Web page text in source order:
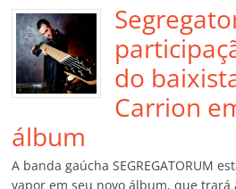
do
Carrion
álbum
A banda gaúcha SEGREGATORUM
vapor em seu novo álbum, que trará